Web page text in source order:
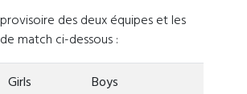
des deux équipes et les
match ci-dessous :
Girls
Boys